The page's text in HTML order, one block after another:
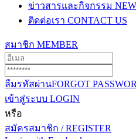
ข่าวสารและกิจกรรม
ติดต่อเรา CONTACT US
สมาชิก MEMBER
ลืมรหัสผ่านFORGOT
เข้าสู่ระบบ LOGIN
หรือ
สมัครสมาชิก / REGISTER